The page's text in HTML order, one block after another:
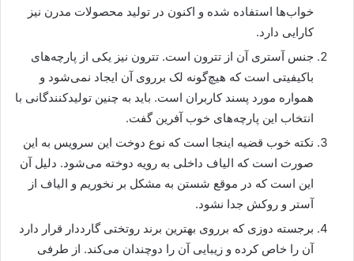
خواب‌ها استفاده شده و اکنون در تولید محصولات مدرن نیز
کارایی دارد.
جنس آستری آن از تترون است. تترون نیز یکی از پارچه‌های
باکیفیتی است که هیچ‌گونه لک برروی آن ایجاد نمی‌شود و
همواره مورد پسند کاربران است. باید به چنین تولیدکنندگانی با
انتخاب این پارچه‌های خوب آفرین گفت.
نکته خوب قضیه اینجا است که نوع دوخت این سرویس به این
صورت است که الیاف داخلی به رویه دوخته می‌شود. دلیل آن
این است که در موقع شستن به مشکل بر نخوریم و الیاف از
آستر و روکش ‌جدا نشود.
برجسته دوزی که برروی بهترین برند روتختی گارددار قرار دارد
آن را خاص کرده و زیبایی آن را دوچندان می‌کند. از طرفی